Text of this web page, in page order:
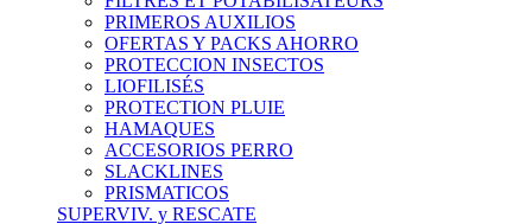
PRIMEROS AUXILIOS
OFERTAS Y PACKS AHORRO
PROTECCION INSECTOS
LIOFILISÉS
PROTECTION PLUIE
HAMAQUES
ACCESORIOS PERRO
SLACKLINES
PRISMATICOS
SUPERVIV. y RESCATE